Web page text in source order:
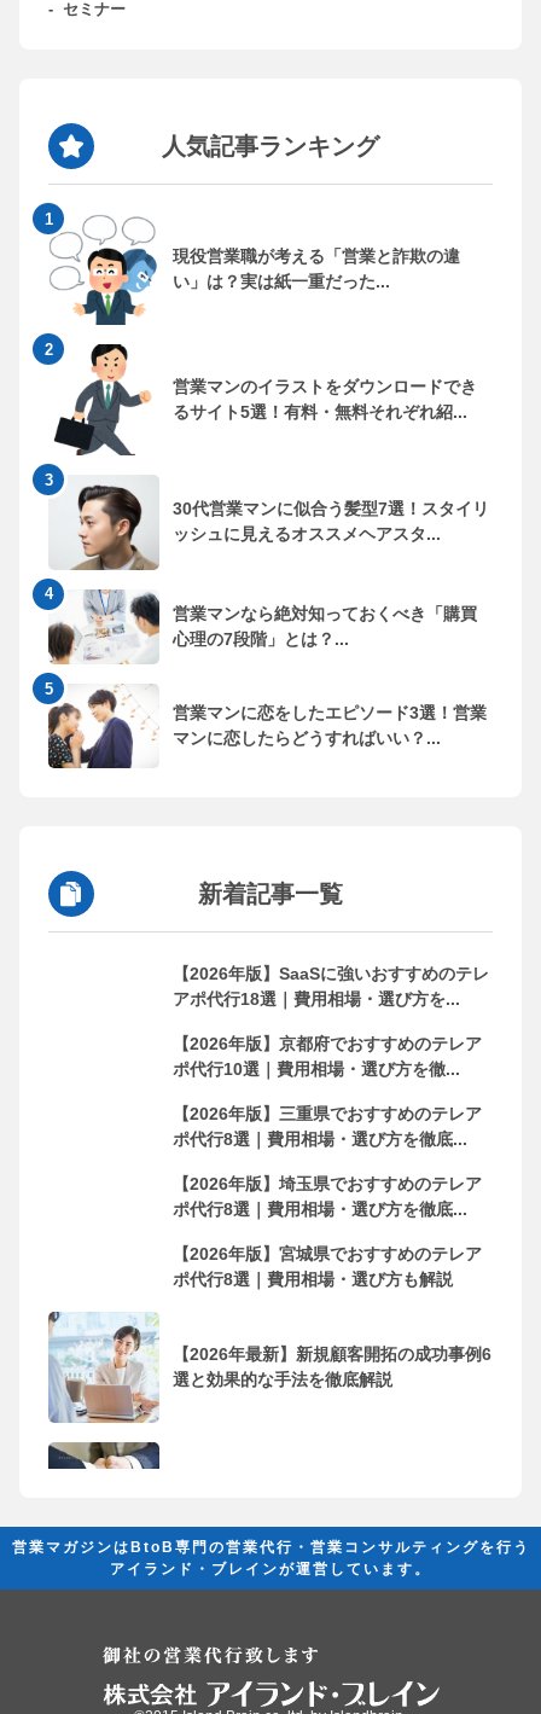
- セミナー
人気記事ランキング
現役営業職が考える「営業と詐欺の違
い」は？実は紙一重だった...
営業マンのイラストをダウンロードでき
るサイト5選！有料・無料それぞれ紹...
30代営業マンに似合う髪型7選！スタイリ
ッシュに見えるオススメヘアスタ...
営業マンなら絶対知っておくべき「購買
心理の7段階」とは？...
営業マンに恋をしたエピソード3選！営業
マンに恋したらどうすればいい？...
新着記事一覧
【2026年版】SaaSに強いおすすめのテレ
アポ代行18選｜費用相場・選び方を...
【2026年版】京都府でおすすめのテレア
ポ代行10選｜費用相場・選び方を徹...
【2026年版】三重県でおすすめのテレア
ポ代行8選｜費用相場・選び方を徹底...
【2026年版】埼玉県でおすすめのテレア
ポ代行8選｜費用相場・選び方を徹底...
【2026年版】宮城県でおすすめのテレア
ポ代行8選｜費用相場・選び方も解説
【2026年最新】新規顧客開拓の成功事例6
選と効果的な手法を徹底解説
営業マガジンはBtoB専門の営業代行・営業コンサルティングを行う
アイランド・ブレインが運営しています。